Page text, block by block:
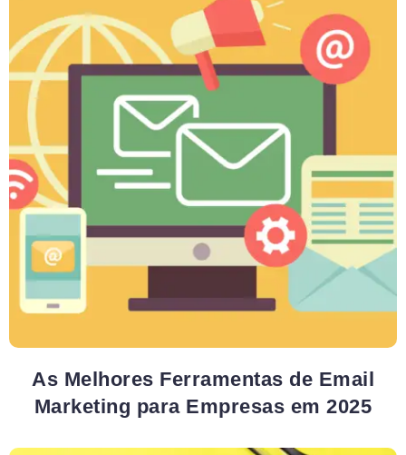
As Melhores Ferramentas de Email
Marketing para Empresas em 2025